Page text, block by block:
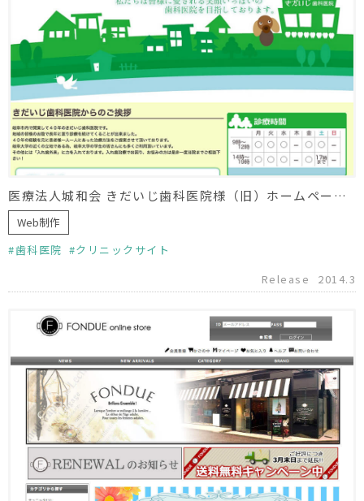
医療法人城和会 きだいじ歯科医院様（旧）ホームページ管理移管
Web制作
歯科医院
クリニックサイト
Release
2014.3